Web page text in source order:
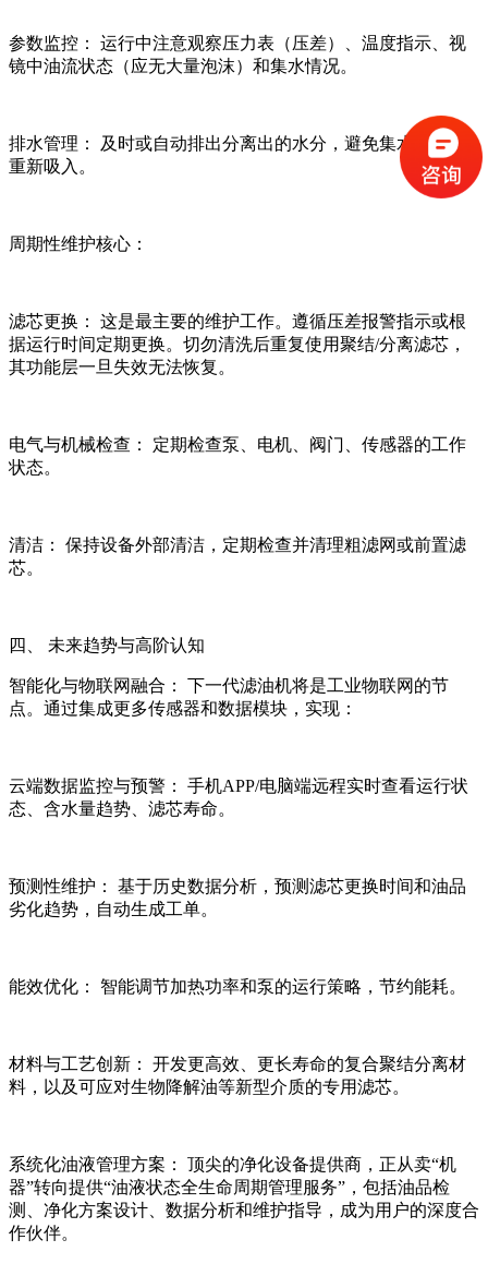
参数监控： 运行中注意观察压力表（压差）、温度指示、视
镜中油流状态（应无大量泡沫）和集水情况。
排水管理： 及时或自动排出分离出的水分，避免集水过满被
重新吸入。
周期性维护核心：
滤芯更换： 这是最主要的维护工作。遵循压差报警指示或根
据运行时间定期更换。切勿清洗后重复使用聚结/分离滤芯，
其功能层一旦失效无法恢复。
电气与机械检查： 定期检查泵、电机、阀门、传感器的工作
状态。
清洁： 保持设备外部清洁，定期检查并清理粗滤网或前置滤
芯。
四、 未来趋势与高阶认知
智能化与物联网融合： 下一代滤油机将是工业物联网的节
点。通过集成更多传感器和数据模块，实现：
云端数据监控与预警： 手机APP/电脑端远程实时查看运行状
态、含水量趋势、滤芯寿命。
预测性维护： 基于历史数据分析，预测滤芯更换时间和油品
劣化趋势，自动生成工单。
能效优化： 智能调节加热功率和泵的运行策略，节约能耗。
材料与工艺创新： 开发更高效、更长寿命的复合聚结分离材
料，以及可应对生物降解油等新型介质的专用滤芯。
系统化油液管理方案： 顶尖的净化设备提供商，正从卖“机
器”转向提供“油液状态全生命周期管理服务”，包括油品检
测、净化方案设计、数据分析和维护指导，成为用户的深度合
作伙伴。